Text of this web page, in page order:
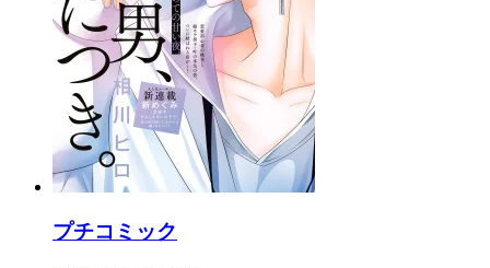
プチコミック